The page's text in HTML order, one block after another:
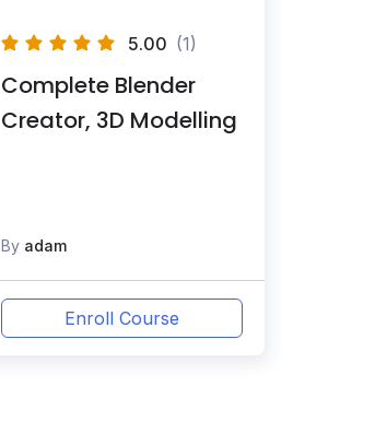
5.00 (1)
Complete Blender
Creator, 3D Modelling
By adam
Enroll Course